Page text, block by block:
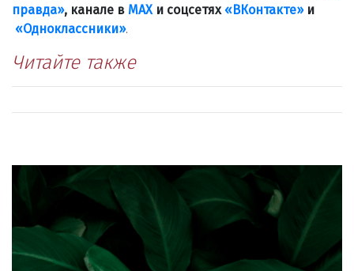
правда», канале в МАХи соцсетях «ВКонтакте»и
«Одноклассники».
Читайте также